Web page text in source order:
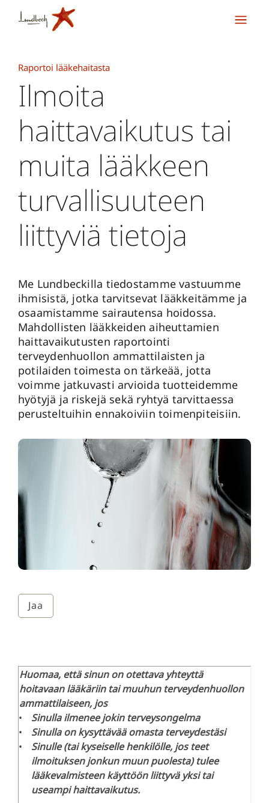
Jaa
Raportoi lääkehaitasta
Ilmoita
haittavaikutus tai
muita lääkkeen
turvallisuuteen
liittyviä tietoja
Me Lundbeckilla tiedostamme vastuumme
ihmisistä, jotka tarvitsevat lääkkeitämme ja
osaamistamme sairautensa hoidossa.
Mahdollisten lääkkeiden aiheuttamien
haittavaikutusten raportointi
terveydenhuollon ammattilaisten ja
potilaiden toimesta on tärkeää, jotta
voimme jatkuvasti arvioida tuotteidemme
hyötyjä ja riskejä sekä ryhtyä tarvittaessa
perusteltuihin ennakoiviin toimenpiteisiin.
Huomaa, että sinun on otettava yhteyttä
hoitavaan lääkäriin tai muuhun terveydenhuollon
ammattilaiseen, jos
Sinulla ilmenee jokin terveysongelma
Sinulla on kysyttävää omasta terveydestäsi
Sinulle (tai kyseiselle henkilölle, jos teet
ilmoituksen jonkun muun puolesta) tulee
lääkevalmisteen käyttöön liittyvä yksi tai
useampi haittavaikutus.